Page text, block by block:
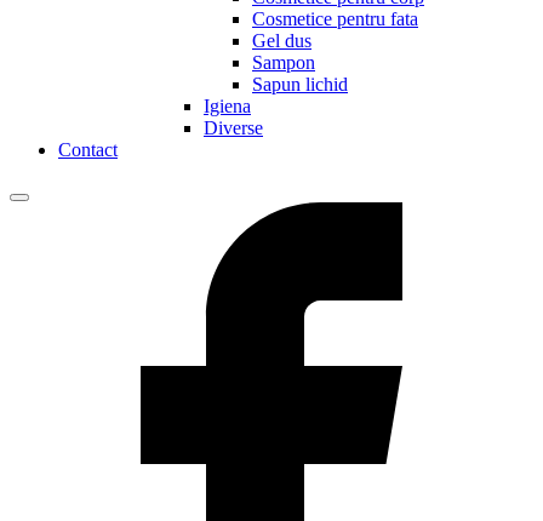
Cosmetice pentru fata
Gel dus
Sampon
Sapun lichid
Igiena
Diverse
Contact